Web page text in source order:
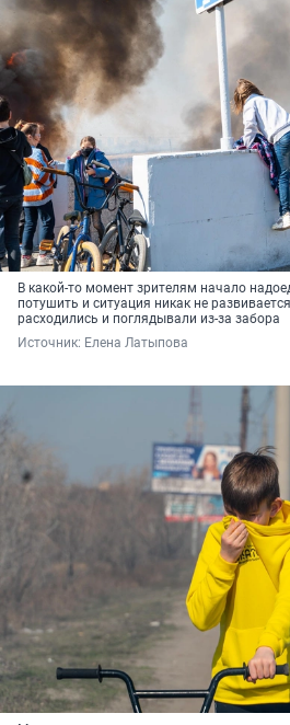
В какой-то момент зрителям начало
потушить и ситуация никак не
расходились и поглядывали из-за забора
Источник: Елена Латыпова